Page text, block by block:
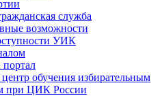
служба
возможности
УИК
обучения избирательным
при ЦИК России